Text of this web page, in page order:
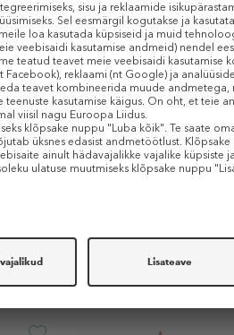
toitvaid nahahoolduse toimeaineid,
50 peptiidi kompleks, vaarikalehe ekstrakt
ja täidlasem, kuni 24 tundi püsivat
koostisosadele:
siledam ja säravam tulemus.
vähendades peeneid jooni ning
niisutuse tagamiseks.
ja pehmust.
Sarnased